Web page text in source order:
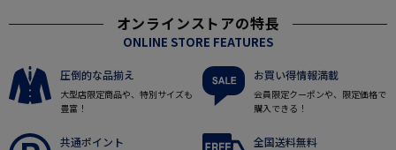
オンラインストアの特長
ONLINE STORE FEATURES
圧倒的な品揃え
大型店限定商品や、特別サイズも
豊富！
お買い得情報満載
会員限定クーポンや、限定価格で
購入できる！
共通ポイント 全国送料無料